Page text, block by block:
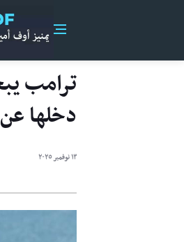
دخلها عن 100 ألف سنوياً
١٣ نوفمبر ٢٠٢٥